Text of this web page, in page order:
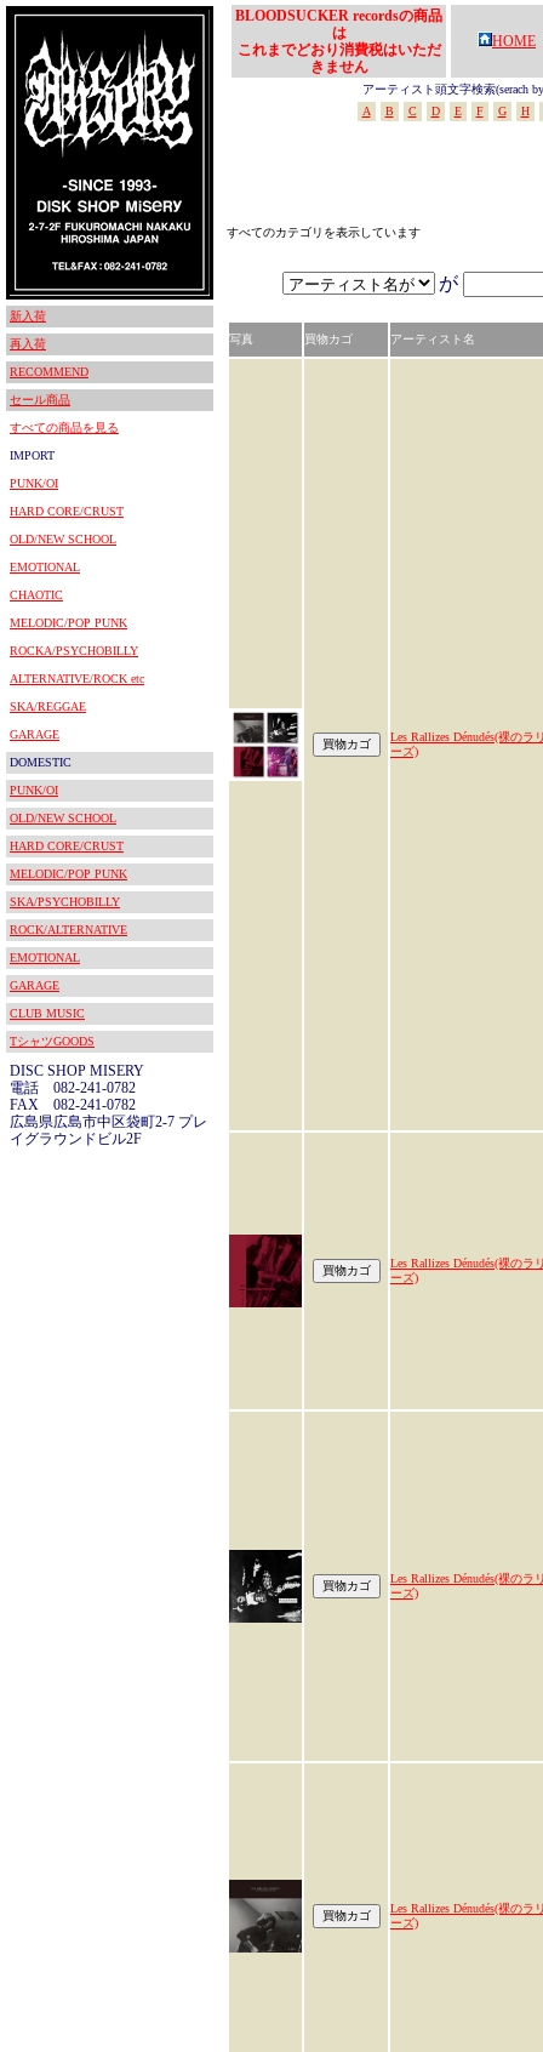
新入荷
再入荷
RECOMMEND
セール商品
すべての商品を見る
IMPORT
PUNK/OI
HARD CORE/CRUST
OLD/NEW SCHOOL
EMOTIONAL
CHAOTIC
MELODIC/POP PUNK
ROCKA/PSYCHOBILLY
ALTERNATIVE/ROCK etc
SKA/REGGAE
GARAGE
DOMESTIC
PUNK/OI
OLD/NEW SCHOOL
HARD CORE/CRUST
MELODIC/POP PUNK
SKA/PSYCHOBILLY
ROCK/ALTERNATIVE
EMOTIONAL
GARAGE
CLUB MUSIC
TシャツGOODS
DISC SHOP MISERY
電話 082-241-0782
FAX 082-241-0782
広島県広島市中区袋町2-7 プレ
イグラウンドビル2F
BLOODSUCKER recordsの商品
は
これまでどおり消費税はいただ
きません
HOME
アーティスト頭文字検索(serach
A
B C D E F G H
すべてのカテゴリを表示しています
が
写真 買物カゴ アーティスト名
Les Rallizes Dénudés(裸のラ
ーズ)
Les Rallizes Dénudés(裸のラ
ーズ)
Les Rallizes Dénudés(裸のラ
ーズ)
Les Rallizes Dénudés(裸のラ
ーズ)